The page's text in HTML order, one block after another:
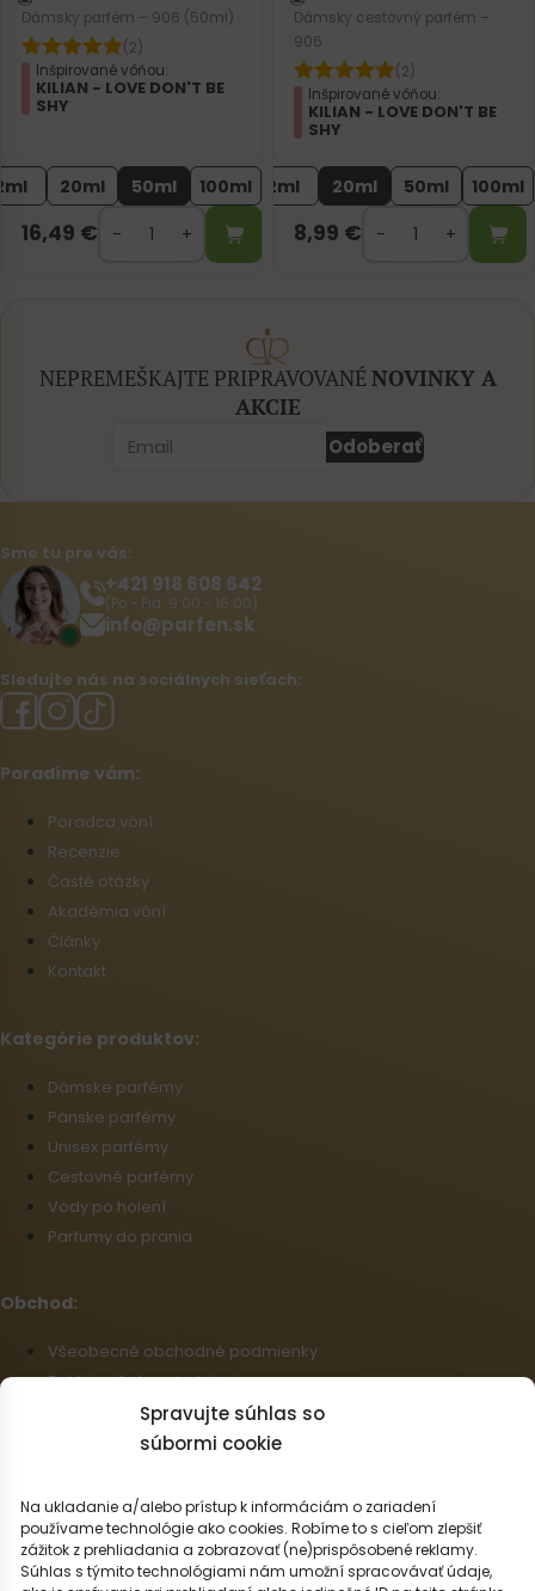
Spravujte súhlas so
súbormi cookie
Na ukladanie a/alebo prístup k informáciám o zariadení
používame technológie ako cookies. Robíme to s cieľom zlepšiť
zážitok z prehliadania a zobrazovať (ne)prispôsobené reklamy.
Súhlas s týmito technológiami nám umožní spracovávať údaje,
Dámsky parfém – 906 (50ml)
(2)
Inšpirované vôňou:
KILIAN - LOVE DON'T BE
SHY
20ml 50ml 100ml
16,49 €
Dámsky cestovný parfém –
906
(2)
Inšpirované vôňou:
KILIAN - LOVE DON'T BE
SHY
2ml 20ml 50ml 100ml
8,99 €
NEPREMEŠKAJTE PRIPRAVOVANÉ NOVINKY A
AKCIE
Odoberať
Sme tu pre vás:
+421 918 608 642‬
(Po - Pia: 9:00 - 16:00)
info@parfen.sk
Sledujte nás na sociálnych sieťach:
Poradíme vám:
Poradca vôní
Recenzie
Časté otázky
Akadémia vôní
Články
Kontakt
Kategórie produktov:
Dámske parfémy
Pánske parfémy
Unisex parfémy
Cestovné parfémy
Vody po holení
Parfumy do prania
Obchod:
Všeobecné obchodné podmienky
Reklamačný poriadok
Informácie o doprave a platbe
Zásady používania súborov cookie (EÚ)
Odstúpenie od zmluvy
Slovenčina